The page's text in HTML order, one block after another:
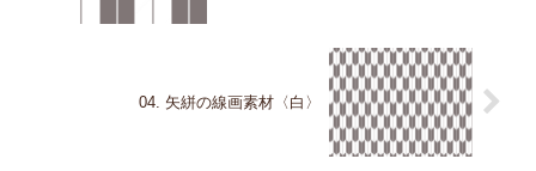
04. 矢絣の線画素材〈白〉